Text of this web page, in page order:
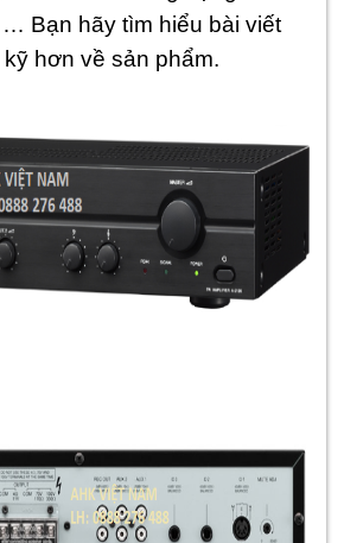
Bạn hãy tìm hiểu bài viết
hơn về sản phẩm.